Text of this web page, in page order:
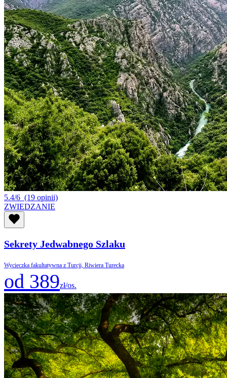
5.4/6 (19 opinii)
ZWIEDZANIE
Sekrety Jedwabnego Szlaku
Wycieczka fakultatywna z Turcji, Riwiera Turecka
od 389zł/os.